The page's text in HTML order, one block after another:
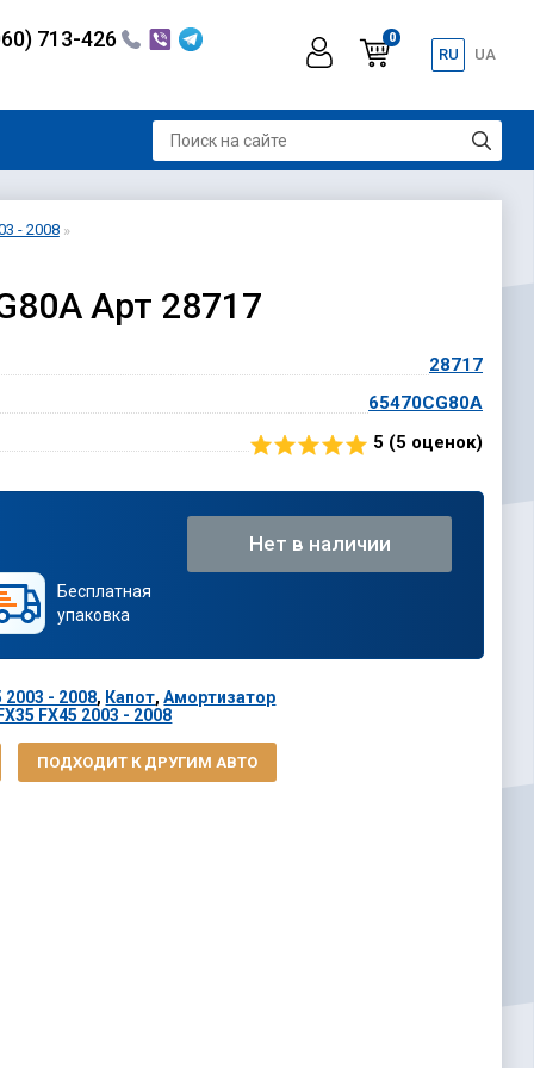
713-426 0
RU UA
- 2008
Арт 28717
28717
65470CG80A
5 (5 оценок)
Бесплатная
упаковка
Нет в наличии
2003 - 2008, Капот,Амортизатор
FX45 2003 - 2008
ПОДХОДИТ К ДРУГИМ АВТО